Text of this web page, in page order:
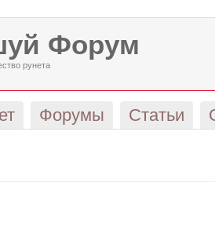
Форум
рунета
Форумы Статьи